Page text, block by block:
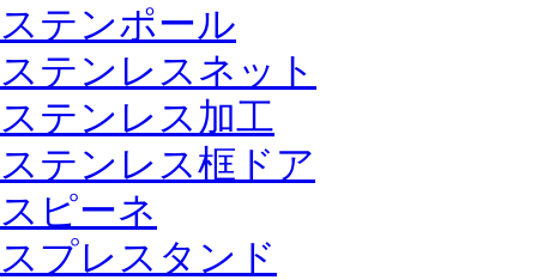
ステンポール
ステンレスネット
ステンレス加工
ステンレス框ドア
スピーネ
スプレスタンド